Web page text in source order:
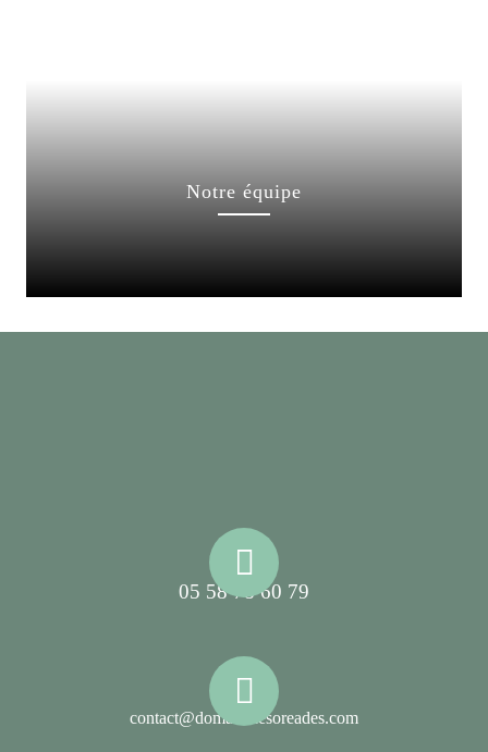
Notre équipe
05 58 78 60 79
contact@domainelesoreades.com